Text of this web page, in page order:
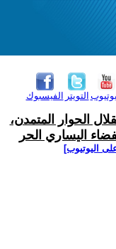
الفيسبوك التويتر
الحوار المتمدن،
اليساري الحر
اليوتيوب]